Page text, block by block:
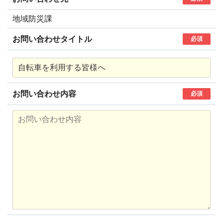
地域防災課
お問い合わせタイトル 必須
お問い合わせ内容 必須